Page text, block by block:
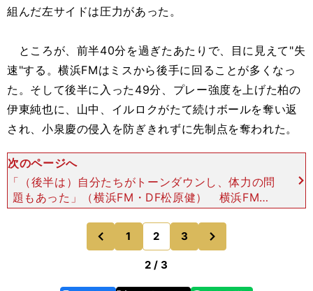
組んだ左サイドは圧力があった。
ところが、前半40分を過ぎたあたりで、目に見えて"失
速"する。横浜FMはミスから後手に回ることが多くなっ
た。そして後半に入った49分、プレー強度を上げた柏の
伊東純也に、山中、イルロクがたて続けボールを奪い返
され、小泉慶の侵入を防ぎきれずに先制点を奪われた。
次のページへ
「（後半は）自分たちがトーンダウンし、体力の問
題もあった」（横浜FM・DF松原健） 横浜FMは
攻めることに頭と脚を使っている。だが、わずかだ
が動きが落ち、判断が遅れ、技術的ミスがカウンタ
ーの呼び水とな
前
のページへ
1 2 3
2 / 3